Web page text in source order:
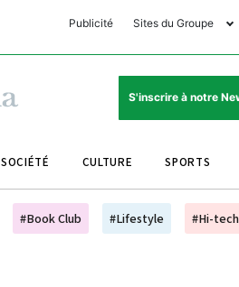
Publicité Sites du Groupe
Club Avantages
Le Matin Sports
Le Matin Store
Le Matin Annonces
Horaires
Cinéma
S'inscrire à notre
SOCIÉTÉ CULTURE SPORTS
#Book Club #Lifestyle #Hi-tech